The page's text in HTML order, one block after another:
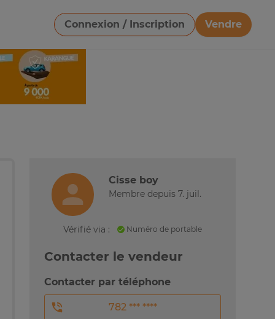
Connexion / Inscription
Vendre
Télécharger une image
Cisse boy
Membre depuis 7. juil.
Vérifié via : Numéro de portable
Contacter le vendeur
Contacter par téléphone
782 *** ****